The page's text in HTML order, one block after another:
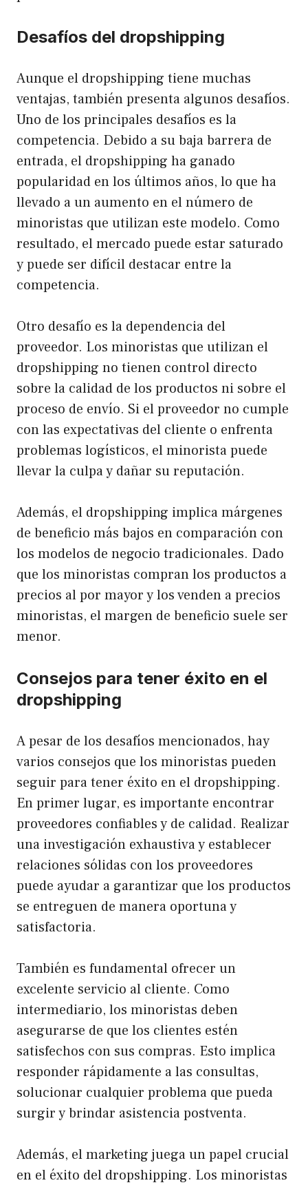
Desafíos del dropshipping
Aunque el dropshipping tiene muchas
ventajas, también presenta algunos desafíos.
Uno de los principales desafíos es la
competencia. Debido a su baja barrera de
entrada, el dropshipping ha ganado
popularidad en los últimos años, lo que ha
llevado a un aumento en el número de
minoristas que utilizan este modelo. Como
resultado, el mercado puede estar saturado
y puede ser difícil destacar entre la
competencia.
Otro desafío es la dependencia del
proveedor. Los minoristas que utilizan el
dropshipping no tienen control directo
sobre la calidad de los productos ni sobre el
proceso de envío. Si el proveedor no cumple
con las expectativas del cliente o enfrenta
problemas logísticos, el minorista puede
llevar la culpa y dañar su reputación.
Además, el dropshipping implica márgenes
de beneficio más bajos en comparación con
los modelos de negocio tradicionales. Dado
que los minoristas compran los productos a
precios al por mayor y los venden a precios
minoristas, el margen de beneficio suele ser
menor.
Consejos para tener éxito en el
dropshipping
A pesar de los desafíos mencionados, hay
varios consejos que los minoristas pueden
seguir para tener éxito en el dropshipping.
En primer lugar, es importante encontrar
proveedores confiables y de calidad. Realizar
una investigación exhaustiva y establecer
relaciones sólidas con los proveedores
puede ayudar a garantizar que los productos
se entreguen de manera oportuna y
satisfactoria.
También es fundamental ofrecer un
excelente servicio al cliente. Como
intermediario, los minoristas deben
asegurarse de que los clientes estén
satisfechos con sus compras. Esto implica
responder rápidamente a las consultas,
solucionar cualquier problema que pueda
surgir y brindar asistencia postventa.
Además, el marketing juega un papel crucial
en el éxito del dropshipping. Los minoristas